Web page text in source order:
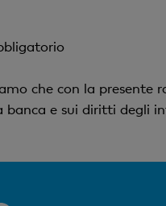
che con la
banca e sui diritti degli